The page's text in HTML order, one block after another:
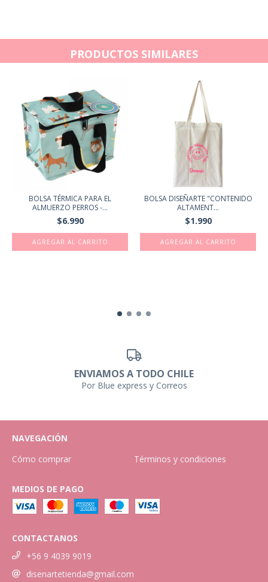
PRODUCTOS SIMILARES
BOLSA TÉRMICA PARA EL
ALMUERZO PERROS -...
$6.990
BOLSA DISEÑARTE "CONTENIDO
ALTAMENT...
$1.990
ENVIAMOS A TODO CHILE
Por Blue express y Correos
NAVEGACIÓN
Cómo comprar
Términos y condiciones
MEDIOS DE PAGO
CONTACTANOS
+56 9 4039 9019
disenartetienda@gmail.com